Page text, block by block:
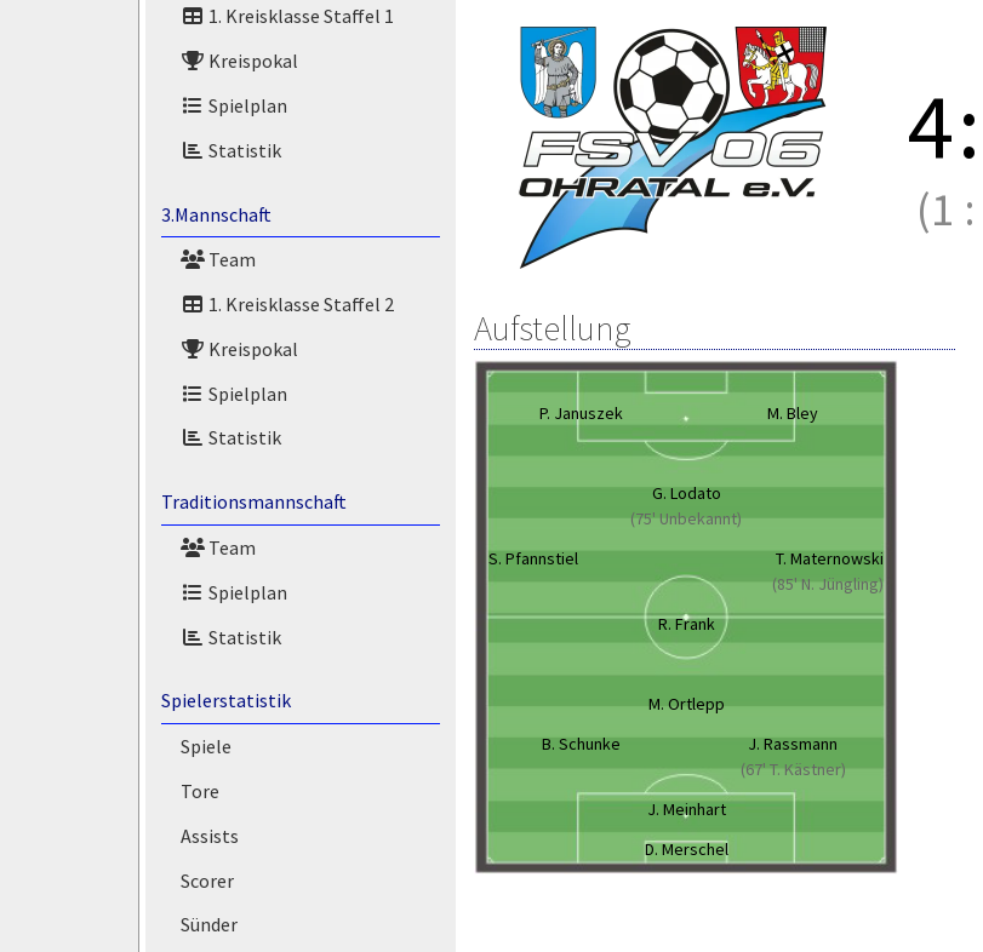
1. Kreisklasse Staffel 1
Kreispokal
Spielplan
Statistik
3.Mannschaft
Team
1. Kreisklasse Staffel 2
Kreispokal
Spielplan
Statistik
Traditionsmannschaft
Team
Spielplan
Statistik
Spielerstatistik
Spiele
Tore
Assists
Scorer
Sünder
4:
(1 :
Aufstellung
P. Januszek M. Bley
G. Lodato
(75' Unbekannt)
S. Pfannstiel
T. Maternowski
(85' N. Jüngling)
R. Frank
M. Ortlepp
B. Schunke
J. Rassmann
(67' T. Kästner)
J. Meinhart
D. Merschel